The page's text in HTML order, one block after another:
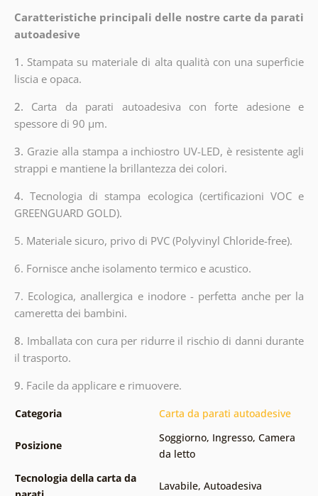
Caratteristiche principali delle nostre carte da parati
autoadesive
1. Stampata su materiale di alta qualità con una superficie
liscia e opaca.
2. Carta da parati autoadesiva con forte adesione e
spessore di 90 µm.
3. Grazie alla stampa a inchiostro UV-LED, è resistente agli
strappi e mantiene la brillantezza dei colori.
4.Tecnologia di stampa ecologica (certificazioni VOC e
GREENGUARD GOLD).
5. Materiale sicuro, privo di PVC (Polyvinyl Chloride-free).
6. Fornisce anche isolamento termico e acustico.
7. Ecologica, anallergica e inodore - perfetta anche per la
cameretta dei bambini.
8. Imballata con cura per ridurre il rischio di danni durante
il trasporto.
9. Facile da applicare e rimuovere.
Categoria Carta da parati autoadesive
Posizione
Soggiorno, Ingresso, Camera
da letto
Tecnologia della carta da
Lavabile, Autoadesiva